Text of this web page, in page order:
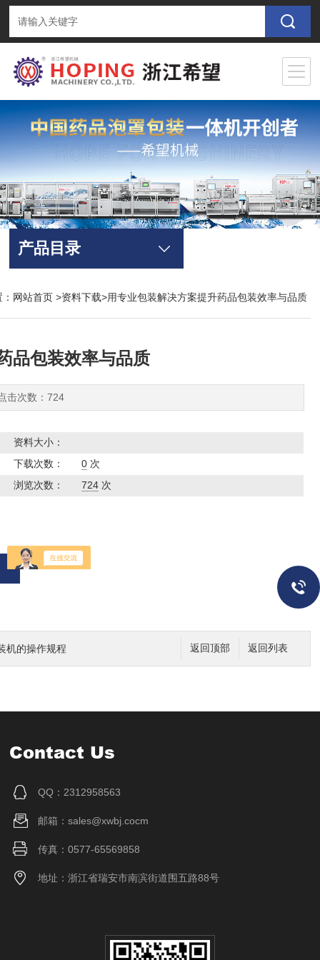
产品目录
网站首页>资料下载>用专业包装解决方案提升药品包装效率与品质
品包装效率与品质
击次数：724
资料大小：
下载次数：
0次
浏览次数：
724次
返回列表
返回顶部
机的操作规程
Contact Us
QQ：2312958563
邮箱：sales@xwbj.cocm
传真：0577-65569858
地址：浙江省瑞安市南滨街道围五路88号